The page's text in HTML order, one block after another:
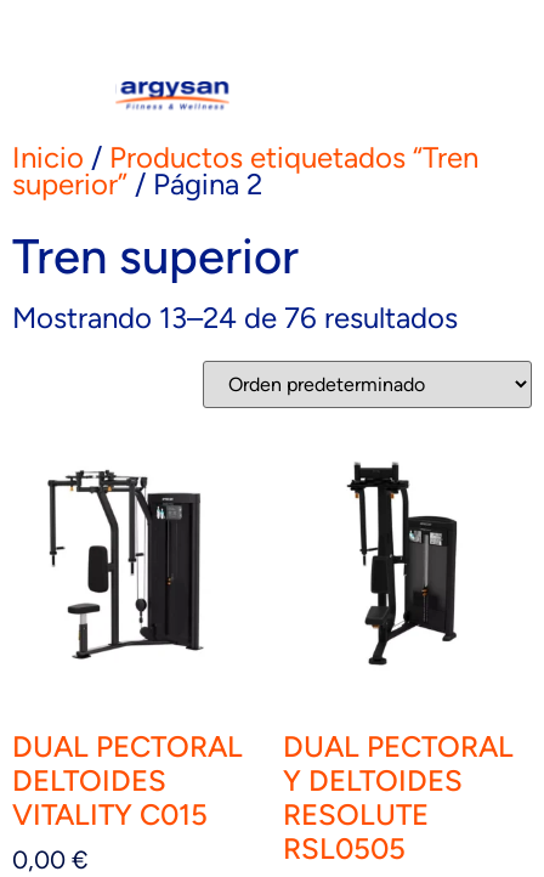
Inicio / Productos etiquetados “Tren
superior” / Página 2
Tren superior
Mostrando 13–24 de 76 resultados
DUAL PECTORAL
DELTOIDES
VITALITY C015
0,00 €
DUAL PECTORAL
Y DELTOIDES
RESOLUTE
RSL0505